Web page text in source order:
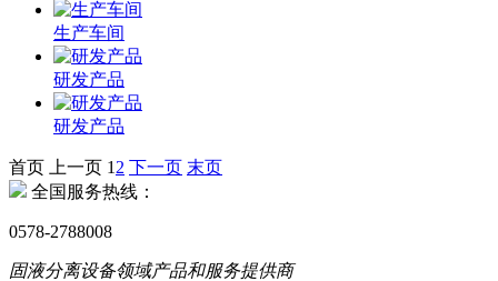
生产车间
研发产品
研发产品
首页 上一页 1 2 下一页 末页
全国服务热线：
0578-2788008
固液分离设备领域产品和服务提供商